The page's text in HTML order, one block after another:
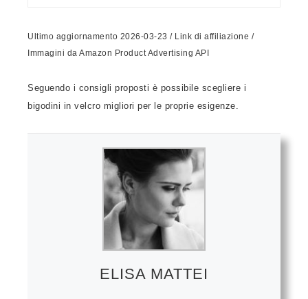
Ultimo aggiornamento 2026-03-23 / Link di affiliazione /
Immagini da Amazon Product Advertising API
Seguendo i consigli proposti è possibile scegliere i
bigodini in velcro migliori per le proprie esigenze.
ELISA MATTEI